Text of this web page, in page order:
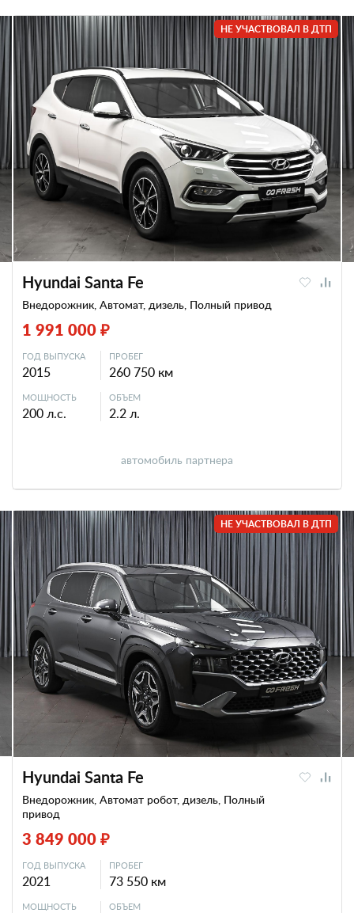
НЕ УЧАСТВОВАЛ В ДТП
Hyundai Santa Fe
Внедорожник, Автомат, дизель, Полный привод
1 991 000 ₽
ГОД ВЫПУСКА
2015
ПРОБЕГ
260 750 км
МОЩНОСТЬ
200 л.с.
ОБЪЕМ
2.2 л.
автомобиль партнера
НЕ УЧАСТВОВАЛ В ДТП
Hyundai Santa Fe
Внедорожник, Автомат робот, дизель, Полный
привод
3 849 000 ₽
ГОД ВЫПУСКА
2021
ПРОБЕГ
73 550 км
МОЩНОСТЬ ОБЪЕМ